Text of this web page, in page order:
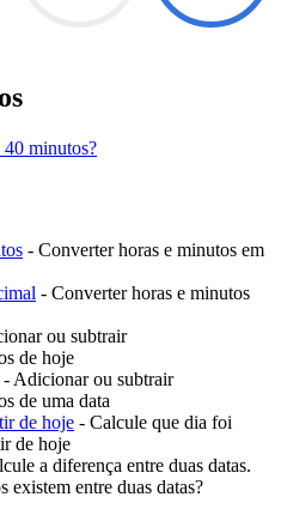
40 minutos?
- Converter horas e minutos em
- Converter horas e minutos
ou subtrair
de hoje
- Adicionar ou subtrair
de uma data
de hoje - Calcule que dia foi
de hoje
a diferença entre duas datas.
existem entre duas datas?